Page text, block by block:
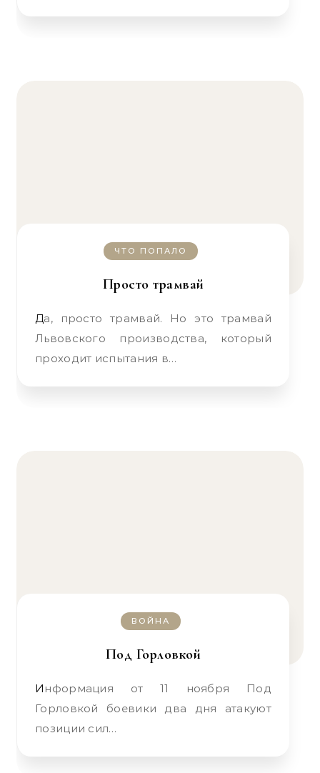
ЧТО ПОПАЛО
Просто трамвай
Да, просто трамвай. Но это трамвай
Львовского производства, который
проходит испытания в…
ВОЙНА
Под Горловкой
Информация от 11 ноября Под
Горловкой боевики два дня атакуют
позиции сил…